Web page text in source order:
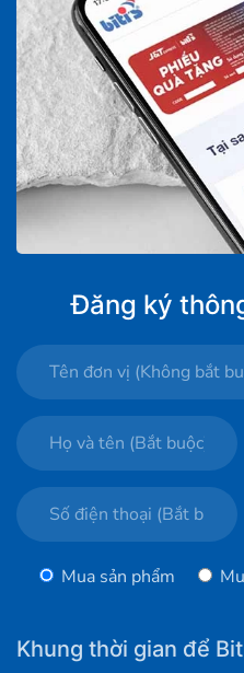
Đăng ký
Mua sản phẩm
Khung thời gian để